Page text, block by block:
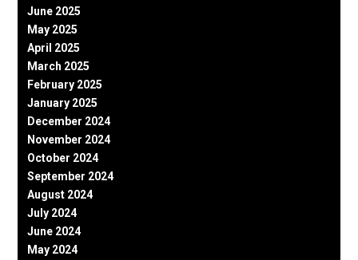
June 2025
May 2025
April 2025
March 2025
February 2025
January 2025
December 2024
November 2024
October 2024
September 2024
August 2024
July 2024
June 2024
May 2024